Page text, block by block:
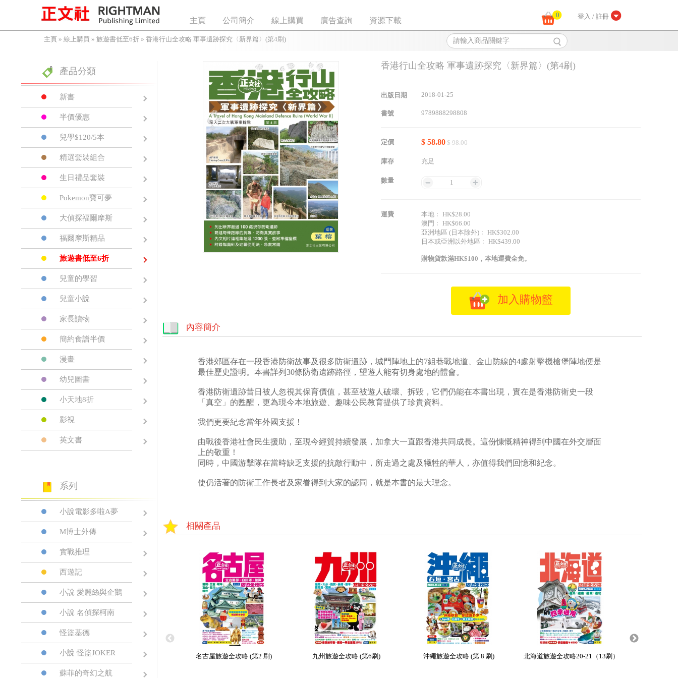
主頁 公司簡介 線上購買 廣告查詢 資源下載 登入 / 註冊
0
主頁 » 線上購買 » 旅遊書低至6折 » 香港行山全攻略 軍事遺跡探究〈新界篇〉(第4刷)
產品分類
新書
半價優惠
兒學$120/5本
精選套裝組合
生日禮品套裝
Pokemon寶可夢
大偵探福爾摩斯
福爾摩斯精品
旅遊書低至6折
兒童的學習
兒童小說
家長讀物
簡約食譜半價
漫畫
幼兒圖書
小天地8折
影視
英文書
系列
小說電影多啦A夢
M博士外傳
實戰推理
西遊記
小說 愛麗絲與企鵝
小說 名偵探柯南
怪盜基德
小說 怪盜JOKER
蘇菲的奇幻之航
香港行山全攻略 軍事遺跡探究〈新界篇〉(第4刷)
出版日期 2018-01-25
書號 9789888298808
定價 $ 58.80 $ 98.00
庫存 充足
數量 1
運費
本地﹕ HK$28.00
澳門﹕ HK$66.00
亞洲地區 (日本除外)﹕ HK$302.00
日本或亞洲以外地區﹕ HK$439.00
購物貨款滿HK$100，本地運費全免。
加入購物籃
內容簡介
香港郊區存在一段香港防衛故事及很多防衛遺跡，城門陣地上的7組巷戰地道、金山防線的4處射擊機槍堡陣地便是
最佳歷史證明。本書詳列30條防衛遺跡路徑，望遊人能有切身處地的體會。
香港防衛遺跡昔日被人忽視其保育價值，甚至被遊人破壞、拆毀，它們仍能在本書出現，實在是香港防衛史一段
「真空」的甦醒，更為現今本地旅遊、趣味公民教育提供了珍貴資料。
我們更要紀念當年外國支援！
由戰後香港社會民生援助，至現今經貿持續發展，加拿大一直跟香港共同成長。這份慷慨精神得到中國在外交層面
上的敬重！
同時，中國游擊隊在當時缺乏支援的抗敵行動中，所走過之處及犧牲的華人，亦值得我們回憶和紀念。
使仍活著的防衛工作長者及家眷得到大家的認同，就是本書的最大理念。
相關產品
名古屋旅遊全攻略 (第2 刷) 九州旅遊全攻略 (第6刷) 沖繩旅遊全攻略 (第 8 刷) 北海道旅遊全攻略20-21（13刷）